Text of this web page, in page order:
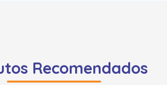
Recomendados